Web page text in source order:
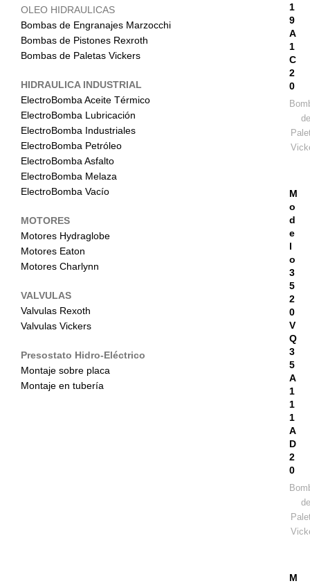
OLEO HIDRAULICAS
Bombas de Engranajes Marzocchi
Bombas de Pistones Rexroth
Bombas de Paletas Vickers
HIDRAULICA INDUSTRIAL
ElectroBomba Aceite Térmico
ElectroBomba Lubricación
ElectroBomba Industriales
ElectroBomba Petróleo
ElectroBomba Asfalto
ElectroBomba Melaza
ElectroBomba Vacío
MOTORES
Motores Hydraglobe
Motores Eaton
Motores Charlynn
VALVULAS
Valvulas Rexoth
Valvulas Vickers
Presostato Hidro-Eléctrico
Montaje sobre placa
Montaje en tubería
1
9
A
1
C
2
0
de
M
o
d
e
l
o
3
5
2
0
V
Q
3
5
A
1
1
1
A
D
2
0
de
M